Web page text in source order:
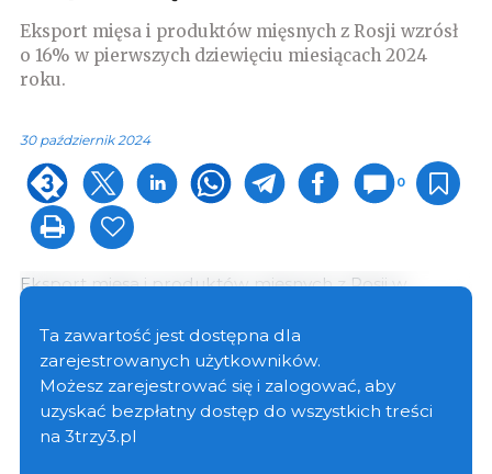
Eksport mięsa i produktów mięsnych z Rosji wzrósł
o 16% w pierwszych dziewięciu miesiącach 2024
roku.
30 październik 2024
0
Eksport mięsa i produktów mięsnych z Rosji w
wolumen 570 tys. ton, o 16% więcej niż w tym samym
okresie 2023 roku. Do końca roku po raz pierwszy
może osiągnąć 800 tysięcy ton, zgodnie z prognozami
Rosyjskiego Banku Rolnego.
Rośnie podaż nie tylko tusz i części, ale także
Ta zawartość jest dostępna dla
zarejestrowanych użytkowników.
Możesz zarejestrować się i zalogować, aby
uzyskać bezpłatny dostęp do wszystkich treści
na 3trzy3.pl